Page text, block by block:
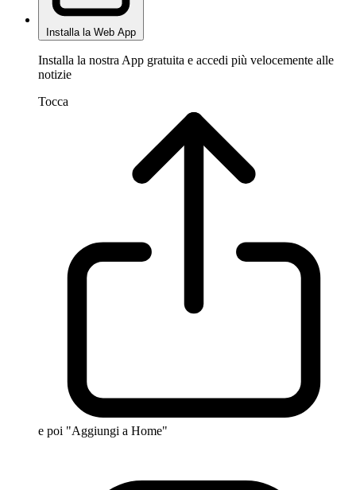
Installa la Web App
Installa la nostra App gratuita e accedi più velocemente alle
notizie
Tocca
e poi "Aggiungi a Home"